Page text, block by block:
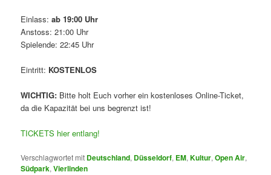
Einlass:ab 19:00 Uhr
Anstoss: 21:00 Uhr
Spielende: 22:45 Uhr
Eintritt: KOSTENLOS
WICHTIG: Bitte holt Euch vorher ein kostenloses Online-Ticket,
da die Kapazität bei uns begrenzt ist!
TICKETS hier entlang!
Verschlagwortet mit Deutschland, Düsseldorf, EM,Kultur,Open Air,
Südpark,Vierlinden